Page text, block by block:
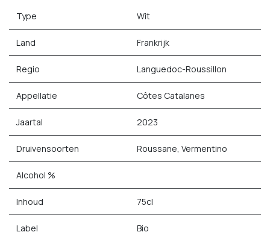
Type Wit
Land Frankrijk
Regio Languedoc-Roussillon
Appellatie Côtes Catalanes
Jaartal 2023
Druivensoorten Roussane, Vermentino
Alcohol %
Inhoud 75cl
Label Bio